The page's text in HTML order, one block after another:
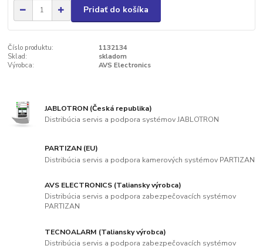
Pridať do košíka
Číslo produktu:
1132134
Sklad:
skladom
Výrobca:
AVS Electronics
JABLOTRON (Česká republika)
Distribúcia servis a podpora systémov JABLOTRON
PARTIZAN (EU)
Distribúcia servis a podpora kamerových systémov PARTIZAN
AVS ELECTRONICS (Taliansky výrobca)
Distribúcia servis a podpora zabezpečovacích systémov
PARTIZAN
TECNOALARM (Taliansky výrobca)
Distribúcia servis a podpora zabezpečovacích systémov